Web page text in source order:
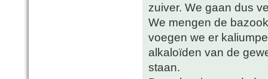
zuiver. We gaan dus
We mengen de
voegen we er
alkaloïden van de
staan.